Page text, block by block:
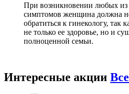
При возникновении любых из
симптомов женщина должна
обратиться к гинекологу, так
не только ее здоровье, но и
полноценной семьи.
Интересные акции